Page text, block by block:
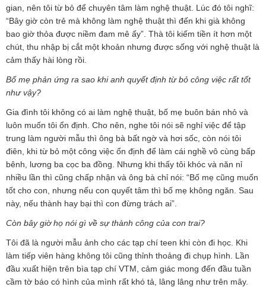
gian, nên tôi từ bỏ để chuyên tâm làm nghệ thuật. Lúc đó tôi nghĩ:
“Bây giờ còn trẻ mà không làm nghệ thuật thì đến khi già không
bao giờ thỏa được niềm đam mê ấy”. Thà tôi kiếm tiền ít hơn một
chút, thu nhập bị cắt một khoản nhưng được sống với nghệ thuật là
cảm thấy hài lòng rồi.
Bố mẹ phản ứng ra sao khi anh quyết định từ bỏ công việc rất tốt
như vậy?
Gia đình tôi không có ai làm nghệ thuật, bố mẹ buôn bán nhỏ và
luôn muốn tôi ổn định. Cho nên, nghe tôi nói sẽ nghỉ việc để tập
trung làm người mẫu thì ông bà bất ngờ và hơi sốc, còn nói tôi
điên, khi từ bỏ một công việc ổn định để làm cái nghề vô cùng bấp
bênh, lương ba cọc ba đồng. Nhưng khi thấy tôi khóc và năn nỉ
nhiều lần thì cũng chấp nhận và ông bà chỉ nói: “Bố mẹ cũng muốn
tốt cho con, nhưng nếu con quyết tâm thì bố mẹ không ngăn. Sau
này, nếu thành hay bại thì con đừng trách ai”.
Còn bây giờ họ nói gì về sự thành công của con trai?
Tôi đã là người mẫu ảnh cho các tạp chí teen khi còn đi học. Khi
làm tiếp viên hàng không tôi cũng thỉnh thoảng đi chụp hình. Lần
đầu xuất hiện trên bìa tạp chí VTM, cảm giác mong đến đầu tuần
cầm tờ báo có hình của mình rất khó tả, lâng lâng như trên mây.